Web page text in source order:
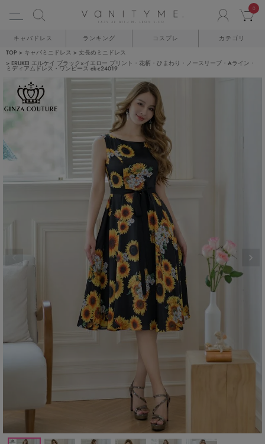
0
キャバドレス ランキング コスプレ カテゴリ
TOP キャバミニドレス
丈長めミニドレス
ERUKEI エルケイ ブラック×イエロー プリント・花柄・ひまわり・ノースリーブ・Aライン・
ミディアムドレス・ワンピース ek-c24019